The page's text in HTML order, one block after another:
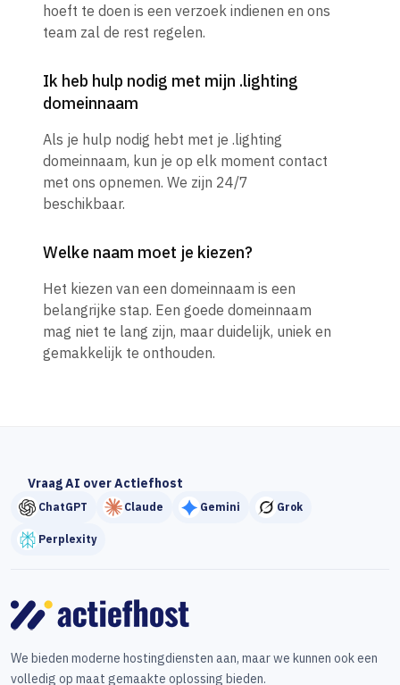
hoeft te doen is een verzoek indienen en ons
team zal de rest regelen.
Ik heb hulp nodig met mijn .lighting
domeinnaam
Als je hulp nodig hebt met je .lighting
domeinnaam, kun je op elk moment contact
met ons opnemen. We zijn 24/7
beschikbaar.
Welke naam moet je kiezen?
Het kiezen van een domeinnaam is een
belangrijke stap. Een goede domeinnaam
mag niet te lang zijn, maar duidelijk, uniek en
gemakkelijk te onthouden.
Vraag AI over Actiefhost
ChatGPT Claude Gemini Grok
Perplexity
We bieden moderne hostingdiensten aan, maar we kunnen ook een
volledig op maat gemaakte oplossing bieden.